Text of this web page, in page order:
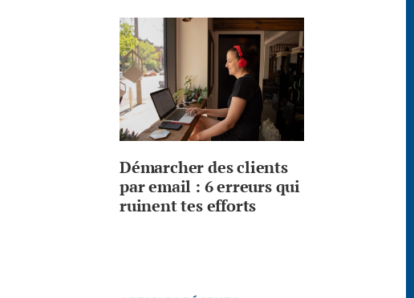
Démarcher des clients
par email : 6 erreurs qui
ruinent tes efforts